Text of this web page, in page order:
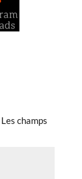
Les champs